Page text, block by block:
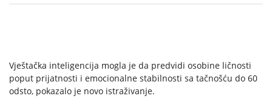
Vještačka inteligencija mogla je da predvidi osobine ličnosti
poput prijatnosti i emocionalne stabilnosti sa tačnošću do 60
odsto, pokazalo je novo istraživanje.